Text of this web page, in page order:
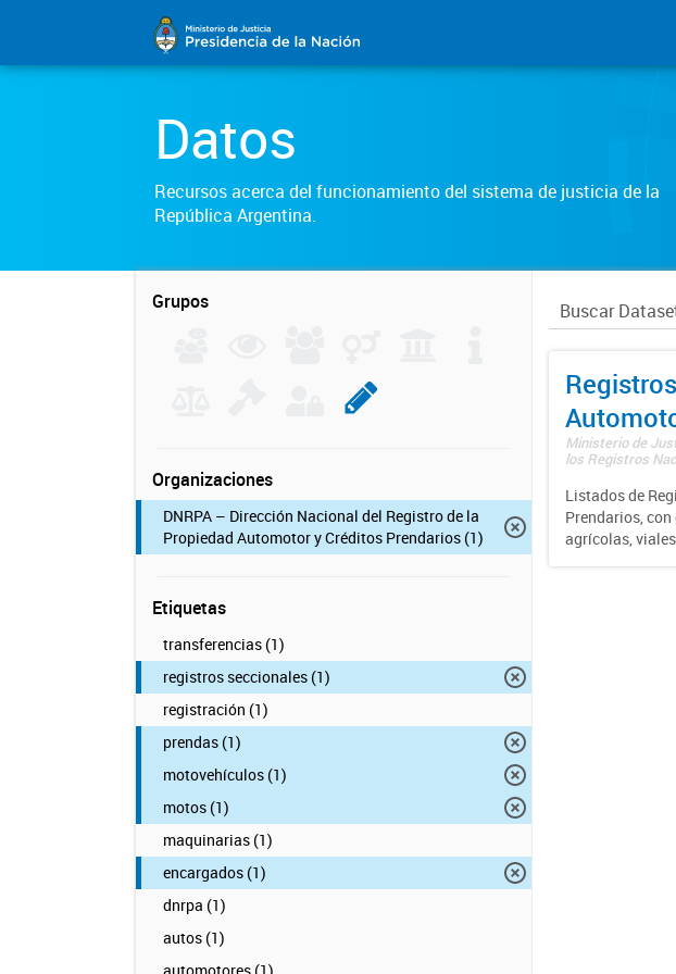
Datos
Recursos acerca del funcionamiento del sistema de justicia de la
República Argentina.
Grupos
Organizaciones
DNRPA – Dirección Nacional del Registro de la
Propiedad Automotor y Créditos Prendarios (1)
Etiquetas
transferencias (1)
registros seccionales (1)
registración (1)
prendas (1)
motovehículos (1)
motos (1)
maquinarias (1)
encargados (1)
dnrpa (1)
autos (1)
Ministerio de
los Registros
Listados de
Prendarios,
agrícolas,